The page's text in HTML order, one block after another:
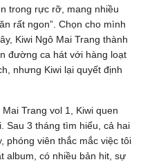
trong rực rỡ, mang nhiều
rất ngon”. Chọn cho mình
Kiwi Ngô Mai Trang thành
đường ca hát với hàng loạt
nhưng Kiwi lại quyết định
Trang vol 1, Kiwi quen
Sau 3 tháng tìm hiểu, cả hai
phóng viên thắc mắc việc tôi
album, có nhiều bản hit, sự